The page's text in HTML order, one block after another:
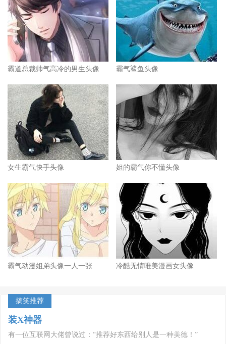
霸道总裁帅气高冷的男生头像 霸气鲨鱼头像
女生霸气快手头像 姐的霸气你不懂头像
霸气动漫姐弟头像一人一张 冷酷无情唯美漫画女头像
搞笑推荐
装X神器
有一位互联网大佬曾说过：“推荐好东西给别人是一种美德！”